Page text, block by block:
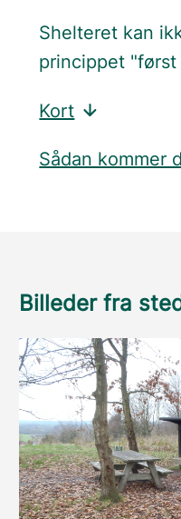
Shelteret kan
princippet
Kort
Sådan kommer
Billeder fra